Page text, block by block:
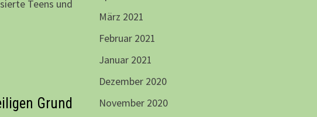
Teens und
Grund
März 2021
Februar 2021
Januar 2021
Dezember 2020
November 2020